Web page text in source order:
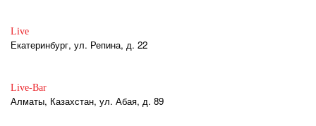
Live
Екатеринбург, ул. Репина, д. 22
Live-Bar
Алматы, Казахстан, ул. Абая, д. 89